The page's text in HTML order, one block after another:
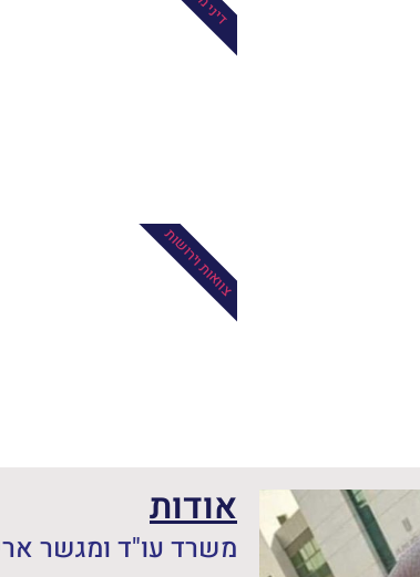
צוואות וירושות
אודות
משרד עו"ד ומגשר